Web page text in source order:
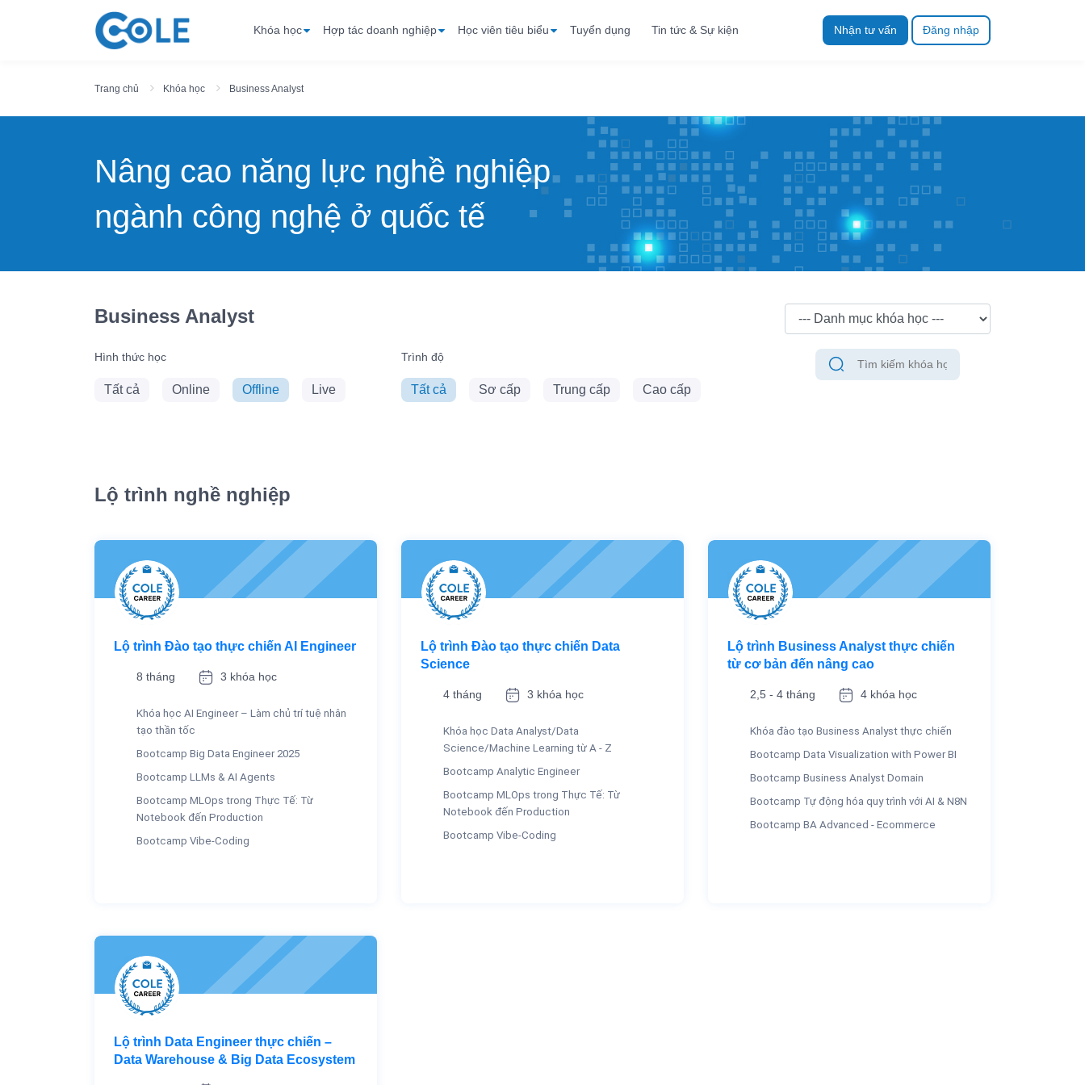
Khóa học Hợp tác doanh nghiệp Học viên tiêu biểu Tuyển dụng Tin tức & Sự kiện Nhận tư vấn Đăng nhập
Trang chủ Khóa học Business Analyst
Nâng cao năng lực nghề nghiệp
ngành công nghệ ở quốc tế
Business Analyst
Hình thức học
Tất cả Online Offline Live
Trình độ
Tất cả Sơ cấp Trung cấp Cao cấp
Lộ trình nghề nghiệp
Lộ trình Đào tạo thực chiến AI Engineer
8 tháng 3 khóa học
Khóa học AI Engineer – Làm chủ trí tuệ nhân
tạo thần tốc
Bootcamp Big Data Engineer 2025
Bootcamp LLMs & AI Agents
Bootcamp MLOps trong Thực Tế: Từ
Notebook đến Production
Bootcamp Vibe-Coding
Lộ trình Đào tạo thực chiến Data
Science
4 tháng 3 khóa học
Khóa học Data Analyst/Data
Science/Machine Learning từ A - Z
Bootcamp Analytic Engineer
Bootcamp MLOps trong Thực Tế: Từ
Notebook đến Production
Bootcamp Vibe-Coding
Lộ trình Business Analyst thực chiến
từ cơ bản đến nâng cao
2,5 - 4 tháng 4 khóa học
Khóa đào tạo Business Analyst thực chiến
Bootcamp Data Visualization with Power BI
Bootcamp Business Analyst Domain
Bootcamp Tự động hóa quy trình với AI & N8N
Bootcamp BA Advanced - Ecommerce
Lộ trình Data Engineer thực chiến –
Data Warehouse & Big Data Ecosystem